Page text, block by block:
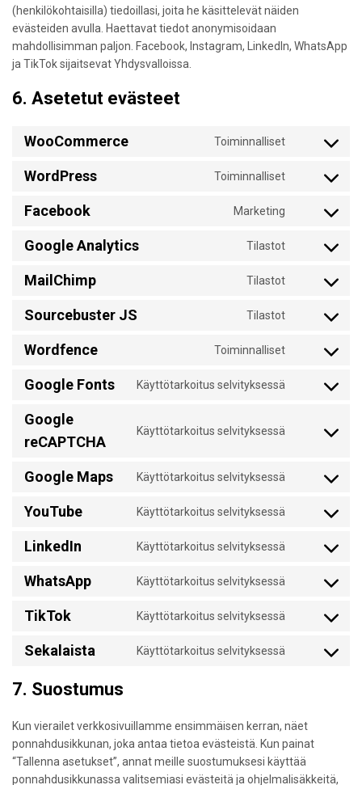
(henkilökohtaisilla) tiedoillasi, joita he käsittelevät näiden
evästeiden avulla. Haettavat tiedot anonymisoidaan
mahdollisimman paljon. Facebook, Instagram, LinkedIn, WhatsApp
ja TikTok sijaitsevat Yhdysvalloissa.
6. Asetetut evästeet
WooCommerce Toiminnalliset
Consent
service
WordPress Toiminnalliset
Consent
service
Facebook Marketing
Consent
service
Google Analytics Tilastot
Consent
service
analytics
MailChimp Tilastot
Consent
service
Sourcebuster JS Tilastot
Consent
service
Wordfence Toiminnalliset
Consent
service
Google Fonts Käyttötarkoitus selvityksessä
Consent
google-
Google
reCAPTCHA
Käyttötarkoitus selvityksessä
Consent
google-
Google Maps Käyttötarkoitus selvityksessä
Consent
service
YouTube Käyttötarkoitus selvityksessä
Consent
service
LinkedIn Käyttötarkoitus selvityksessä
Consent
service
WhatsApp Käyttötarkoitus selvityksessä
Consent
service
TikTok Käyttötarkoitus selvityksessä
Consent
service
Sekalaista Käyttötarkoitus selvityksessä
Consent
7. Suostumus
Kun vierailet verkkosivuillamme ensimmäisen kerran, näet
ponnahdusikkunan, joka antaa tietoa evästeistä. Kun painat
“Tallenna asetukset”, annat meille suostumuksesi käyttää
ponnahdusikkunassa valitsemiasi evästeitä ja ohjelmalisäkkeitä,